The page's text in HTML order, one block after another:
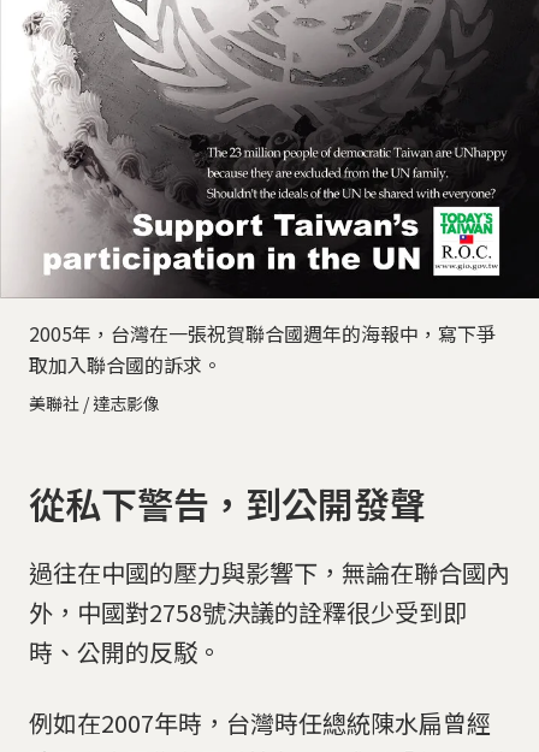
2005年，台灣在一張祝賀聯合國週年的海報中，寫下爭
取加入聯合國的訴求。
美聯社 / 達志影像
從私下警告，到公開發聲
過往在中國的壓力與影響下，無論在聯合國內
外，中國對2758號決議的詮釋很少受到即
時、公開的反駁。
例如在2007年時，台灣時任總統陳水扁曾經